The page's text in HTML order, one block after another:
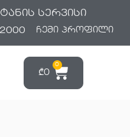
სერვისი
ᲩᲔᲛᲘ ᲞᲠᲝᲤᲘᲚᲘ
₾0
0